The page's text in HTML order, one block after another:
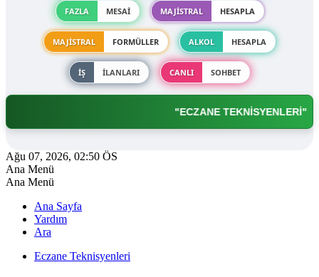
FAZLA MESAİ MAJİSTRAL HESAPLA
MAJİSTRAL FORMÜLLER ALKOL HESAPLA
İŞ İLANLARI CANLI SOHBET
"ECZANE TEKNİSYENLERİ"
Ağu 07, 2026, 02:50 ÖS
Ana Menü
Ana Menü
Ana Sayfa
Yardım
Ara
Eczane Teknisyenleri